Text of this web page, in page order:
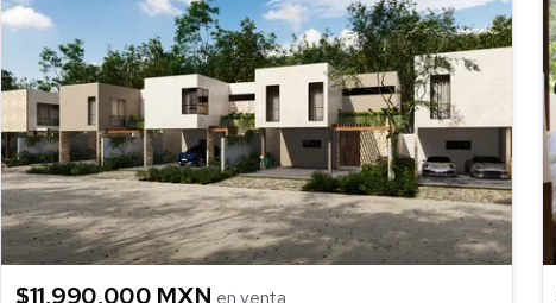
$11,990,000 MXN en venta